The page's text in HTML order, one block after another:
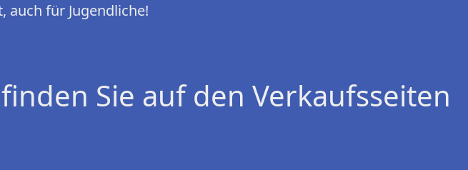
auch für Jugendliche!
Sie auf den Verkaufsseiten